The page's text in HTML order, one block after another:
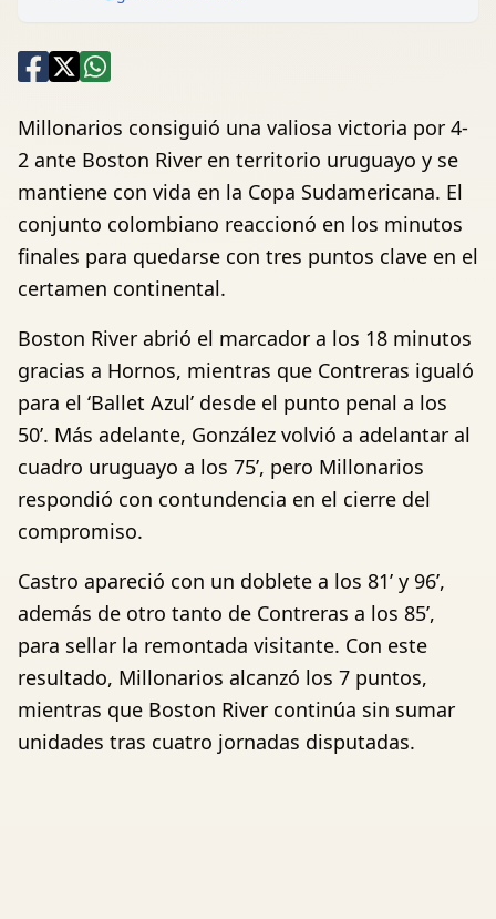
Millonarios consiguió una valiosa victoria por 4-
2 ante Boston River en territorio uruguayo y se
mantiene con vida en la Copa Sudamericana. El
conjunto colombiano reaccionó en los minutos
finales para quedarse con tres puntos clave en el
certamen continental.
Boston River abrió el marcador a los 18 minutos
gracias a Hornos, mientras que Contreras igualó
para el ‘Ballet Azul’ desde el punto penal a los
50’. Más adelante, González volvió a adelantar al
cuadro uruguayo a los 75’, pero Millonarios
respondió con contundencia en el cierre del
compromiso.
Castro apareció con un doblete a los 81’ y 96’,
además de otro tanto de Contreras a los 85’,
para sellar la remontada visitante. Con este
resultado, Millonarios alcanzó los 7 puntos,
mientras que Boston River continúa sin sumar
unidades tras cuatro jornadas disputadas.